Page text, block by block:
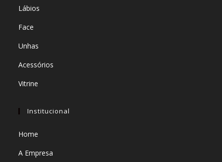
Lábios
Face
Unhas
Acessórios
Vitrine
Institucional
Home
A Empresa